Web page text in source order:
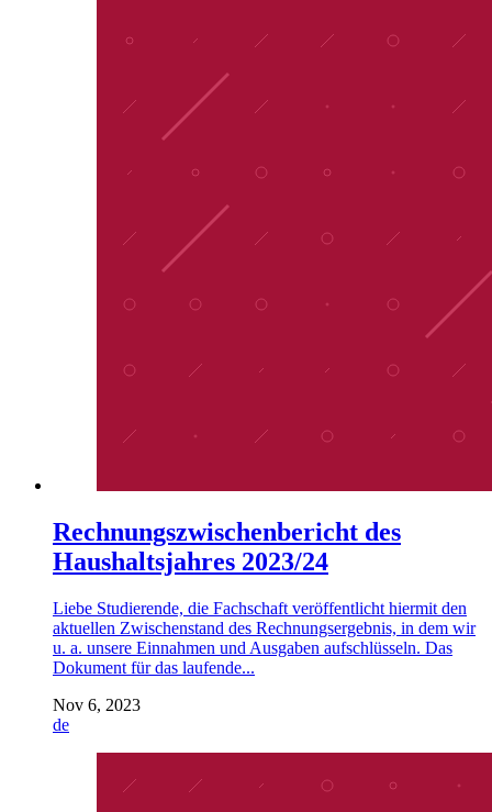
Rechnungszwischenbericht des
Haushaltsjahres 2023/24
Liebe Studierende, die Fachschaft veröffentlicht hiermit den
aktuellen Zwischenstand des Rechnungsergebnis, in dem wir
u. a. unsere Einnahmen und Ausgaben aufschlüsseln. Das
Dokument für das laufende...
Nov 6, 2023
de